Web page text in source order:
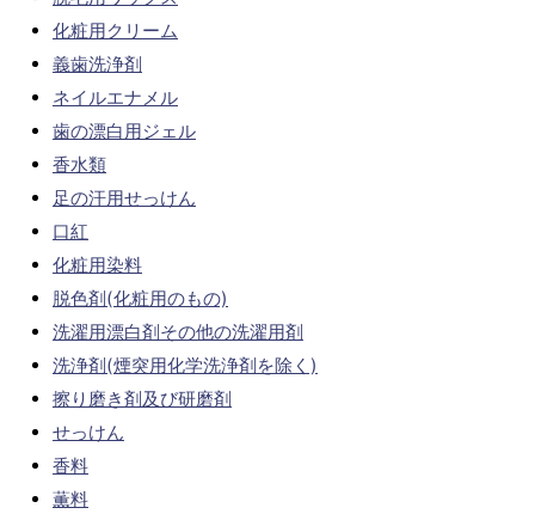
化粧用クリーム
義歯洗浄剤
ネイルエナメル
歯の漂白用ジェル
香水類
足の汗用せっけん
口紅
化粧用染料
脱色剤(化粧用のもの)
洗濯用漂白剤その他の洗濯用剤
洗浄剤(煙突用化学洗浄剤を除く)
擦り磨き剤及び研磨剤
せっけん
香料
薫料